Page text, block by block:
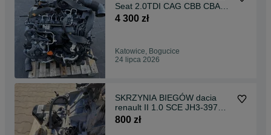
Seat 2.0TDI CAG CBB CBA
CBD CEG
4 300 zł
Katowice, Bogucice
24 lipca 2026
SKRZYNIA BIEGÓW dacia
renault II 1.0 SCE JH3-397
JH3397
800 zł